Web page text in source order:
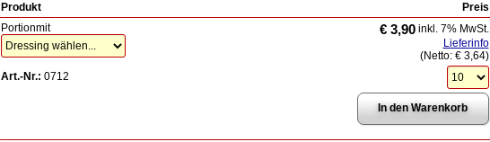
Produkt
Preis
Portionmit
Art.-Nr.: 0712
€ 3,90inkl. 7% MwSt.
Lieferinfo
(Netto: € 3,64)